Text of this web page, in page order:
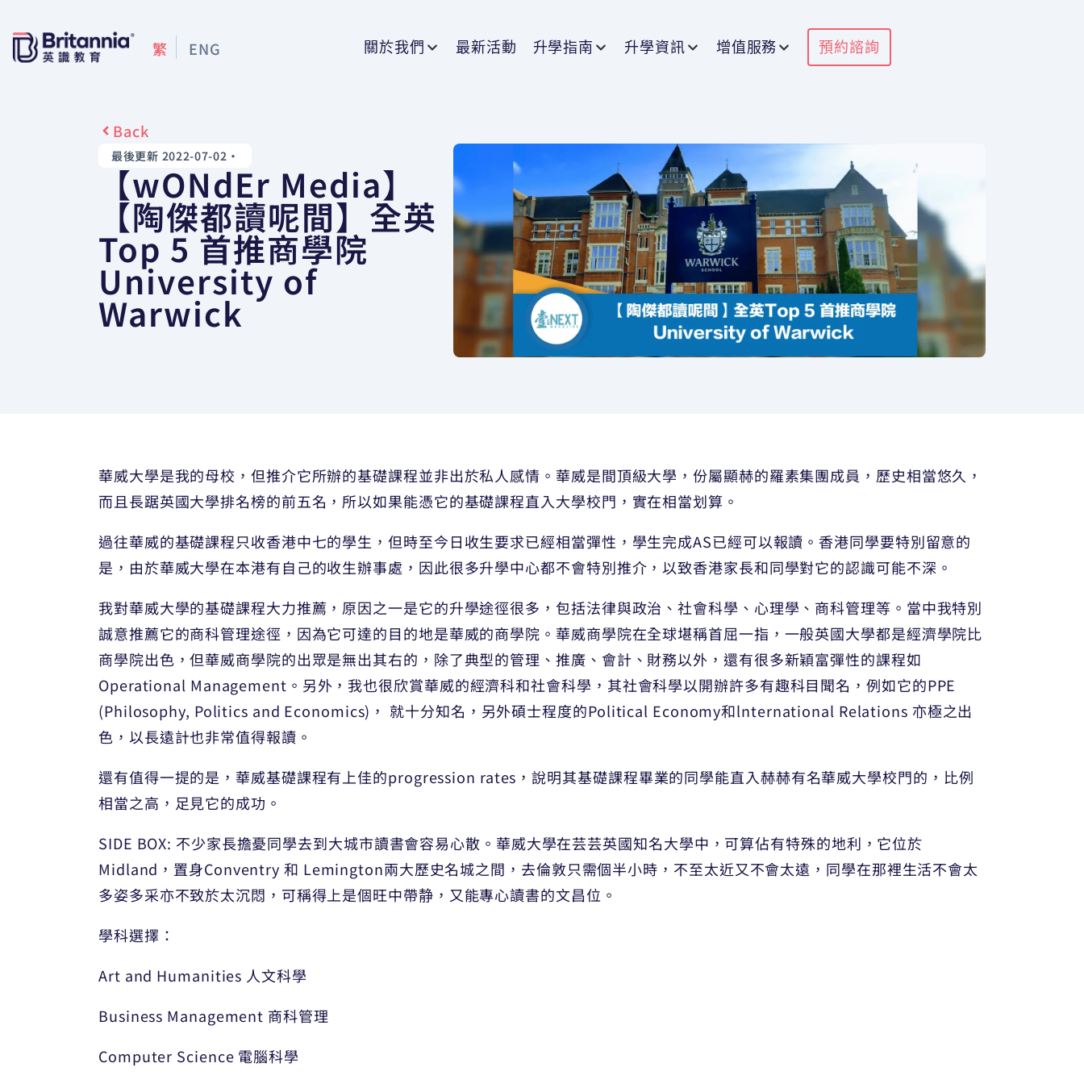
繁 ENG 關於我們 最新活動 升學指南 升學資訊 增值服務 預約諮詢
Back
最後更新 2022-07-02 •
【wONdEr Media】
【陶傑都讀呢間】全英
Top 5 首推商學院
University of
Warwick
華威大學是我的母校，但推介它所辦的基礎課程並非出於私人感情。華威是間頂級大學，份屬顯赫的羅素集團成員，歷史相當悠久，
而且長踞英國大學排名榜的前五名，所以如果能憑它的基礎課程直入大學校門，實在相當划算。
過往華威的基礎課程只收香港中七的學生，但時至今日收生要求已經相當彈性，學生完成AS已經可以報讀。香港同學要特別留意的
是，由於華威大學在本港有自己的收生辦事處，因此很多升學中心都不會特別推介，以致香港家長和同學對它的認識可能不深。
我對華威大學的基礎課程大力推薦，原因之一是它的升學途徑很多，包括法律與政治、社會科學、心理學、商科管理等。當中我特別
誠意推薦它的商科管理途徑，因為它可達的目的地是華威的商學院。華威商學院在全球堪稱首屈一指，一般英國大學都是經濟學院比
商學院出色，但華威商學院的出眾是無出其右的，除了典型的管理、推廣、會計、財務以外，還有很多新穎富彈性的課程如
Operational Management。另外，我也很欣賞華威的經濟科和社會科學，其社會科學以開辦許多有趣科目聞名，例如它的PPE
(Philosophy, Politics and Economics)， 就十分知名，另外碩士程度的Political Economy和lnternational Relations 亦極之出
色，以長遠計也非常值得報讀。
還有值得一提的是，華威基礎課程有上佳的progression rates，說明其基礎課程畢業的同學能直入赫赫有名華威大學校門的，比例
相當之高，足見它的成功。
SIDE BOX: 不少家長擔憂同學去到大城市讀書會容易心散。華威大學在芸芸英國知名大學中，可算佔有特殊的地利，它位於
Midland，置身Conventry 和 Lemington兩大歷史名城之間，去倫敦只需個半小時，不至太近又不會太遠，同學在那裡生活不會太
多姿多采亦不致於太沉悶，可稱得上是個旺中帶静，又能專心讀書的文昌位。
學科選擇：
Art and Humanities 人文科學
Business Management 商科管理
Computer Science 電腦科學